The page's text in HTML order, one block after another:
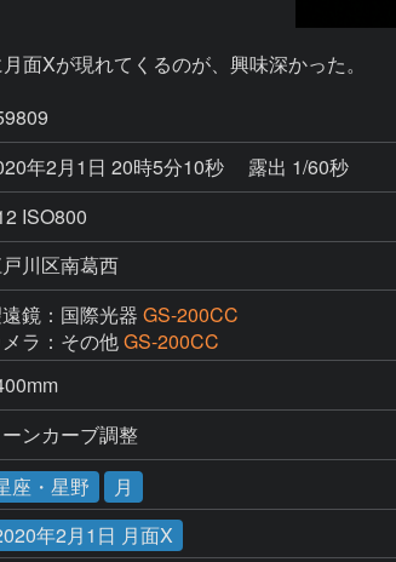
面Xが現れてくるのが、興味深かった。
年2月1日 20時5分10秒
露出 1/60秒
ISO800
川区南葛西
鏡：国際光器 GS-200CC
ラ：その他GS-200CC
ーンカーブ調整
座・星野
月
年2月1日 月面X